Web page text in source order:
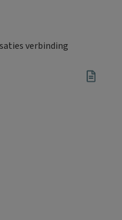
verbinding